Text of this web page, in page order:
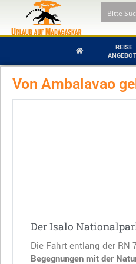
REISE
Von Ambalavao
Der Isalo
Die Fahrt entlang der
Begegnungen mit der